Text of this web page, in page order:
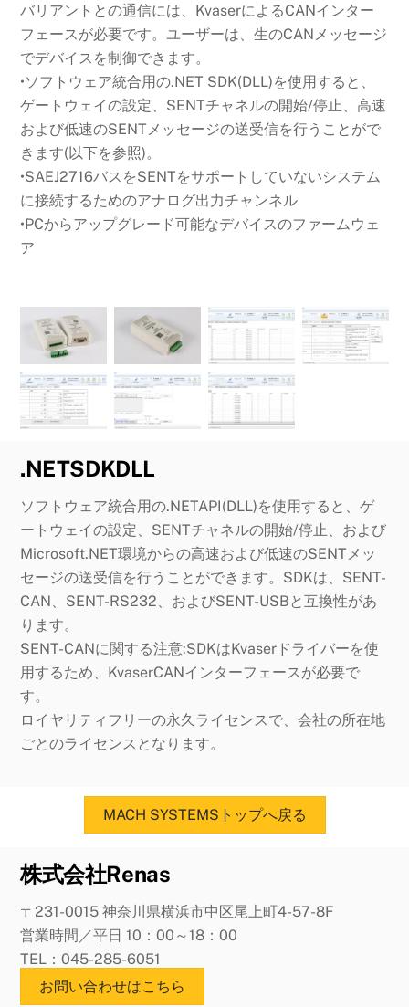
バリアントとの通信には、KvaserによるCANインター
フェースが必要です。ユーザーは、生のCANメッセージ
でデバイスを制御できます。
•ソフトウェア統合用の.NET SDK(DLL)を使用すると、
ゲートウェイの設定、SENTチャネルの開始/停止、高速
および低速のSENTメッセージの送受信を行うことがで
きます(以下を参照)。
•SAEJ2716バスをSENTをサポートしていないシステム
に接続するためのアナログ出力チャンネル
•PCからアップグレード可能なデバイスのファームウェ
ア
.NETSDKDLL
ソフトウェア統合用の.NETAPI(DLL)を使用すると、ゲ
ートウェイの設定、SENTチャネルの開始/停止、および
Microsoft.NET環境からの高速および低速のSENTメッ
セージの送受信を行うことができます。SDKは、SENT-
CAN、SENT-RS232、およびSENT-USBと互換性があ
ります。
SENT-CANに関する注意:SDKはKvaserドライバーを使
用するため、KvaserCANインターフェースが必要で
す。
ロイヤリティフリーの永久ライセンスで、会社の所在地
ごとのライセンスとなります。
MACH SYSTEMSトップへ戻る
株式会社Renas
〒231-0015 神奈川県横浜市中区尾上町4-57-8F
営業時間／平日 10：00～18：00
TEL：045-285-6051
お問い合わせはこちら